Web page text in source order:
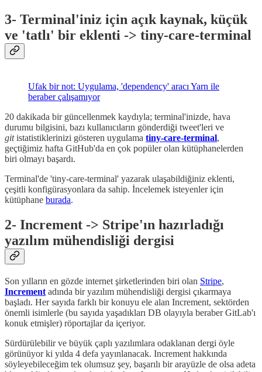
3- Terminal'iniz için açık kaynak, küçük
ve 'tatlı' bir eklenti -> tiny-care-terminal
Ufak bir not: Uygulama, 'dependency' aracı Yarn ile
beraber çalışamıyor
20 dakikada bir güncellenmek kaydıyla; terminal'inizde, hava
durumu bilgisini, bazı kullanıcıların gönderdiği tweet'leri ve
gitistatistiklerinizi gösteren uygulama tiny-care-terminal,
geçtiğimiz hafta GitHub'da en çok popüler olan kütüphanelerden
biri olmayı başardı.
Terminal'de 'tiny-care-terminal' yazarak ulaşabildiğiniz eklenti,
çeşitli konfigürasyonlara da sahip. İncelemek isteyenler için
kütüphane burada.
2- Increment -> Stripe'ın hazırladığı
yazılım mühendisliği dergisi
Son yılların en gözde internet şirketlerinden biri olan Stripe,
Increment adında bir yazılım mühendisliği dergisi çıkarmaya
başladı. Her sayıda farklı bir konuyu ele alan Increment, sektörden
önemli isimlerle (bu sayıda yaşadıkları DB olayıyla beraber GitLab'ı
konuk etmişler) röportajlar da içeriyor.
Sürdürülebilir ve büyük çaplı yazılımlara odaklanan dergi öyle
görünüyor ki yılda 4 defa yayınlanacak. Increment hakkında
söyleyebileceğim tek olumsuz şey, başarılı bir arayüzle de olsa adeta